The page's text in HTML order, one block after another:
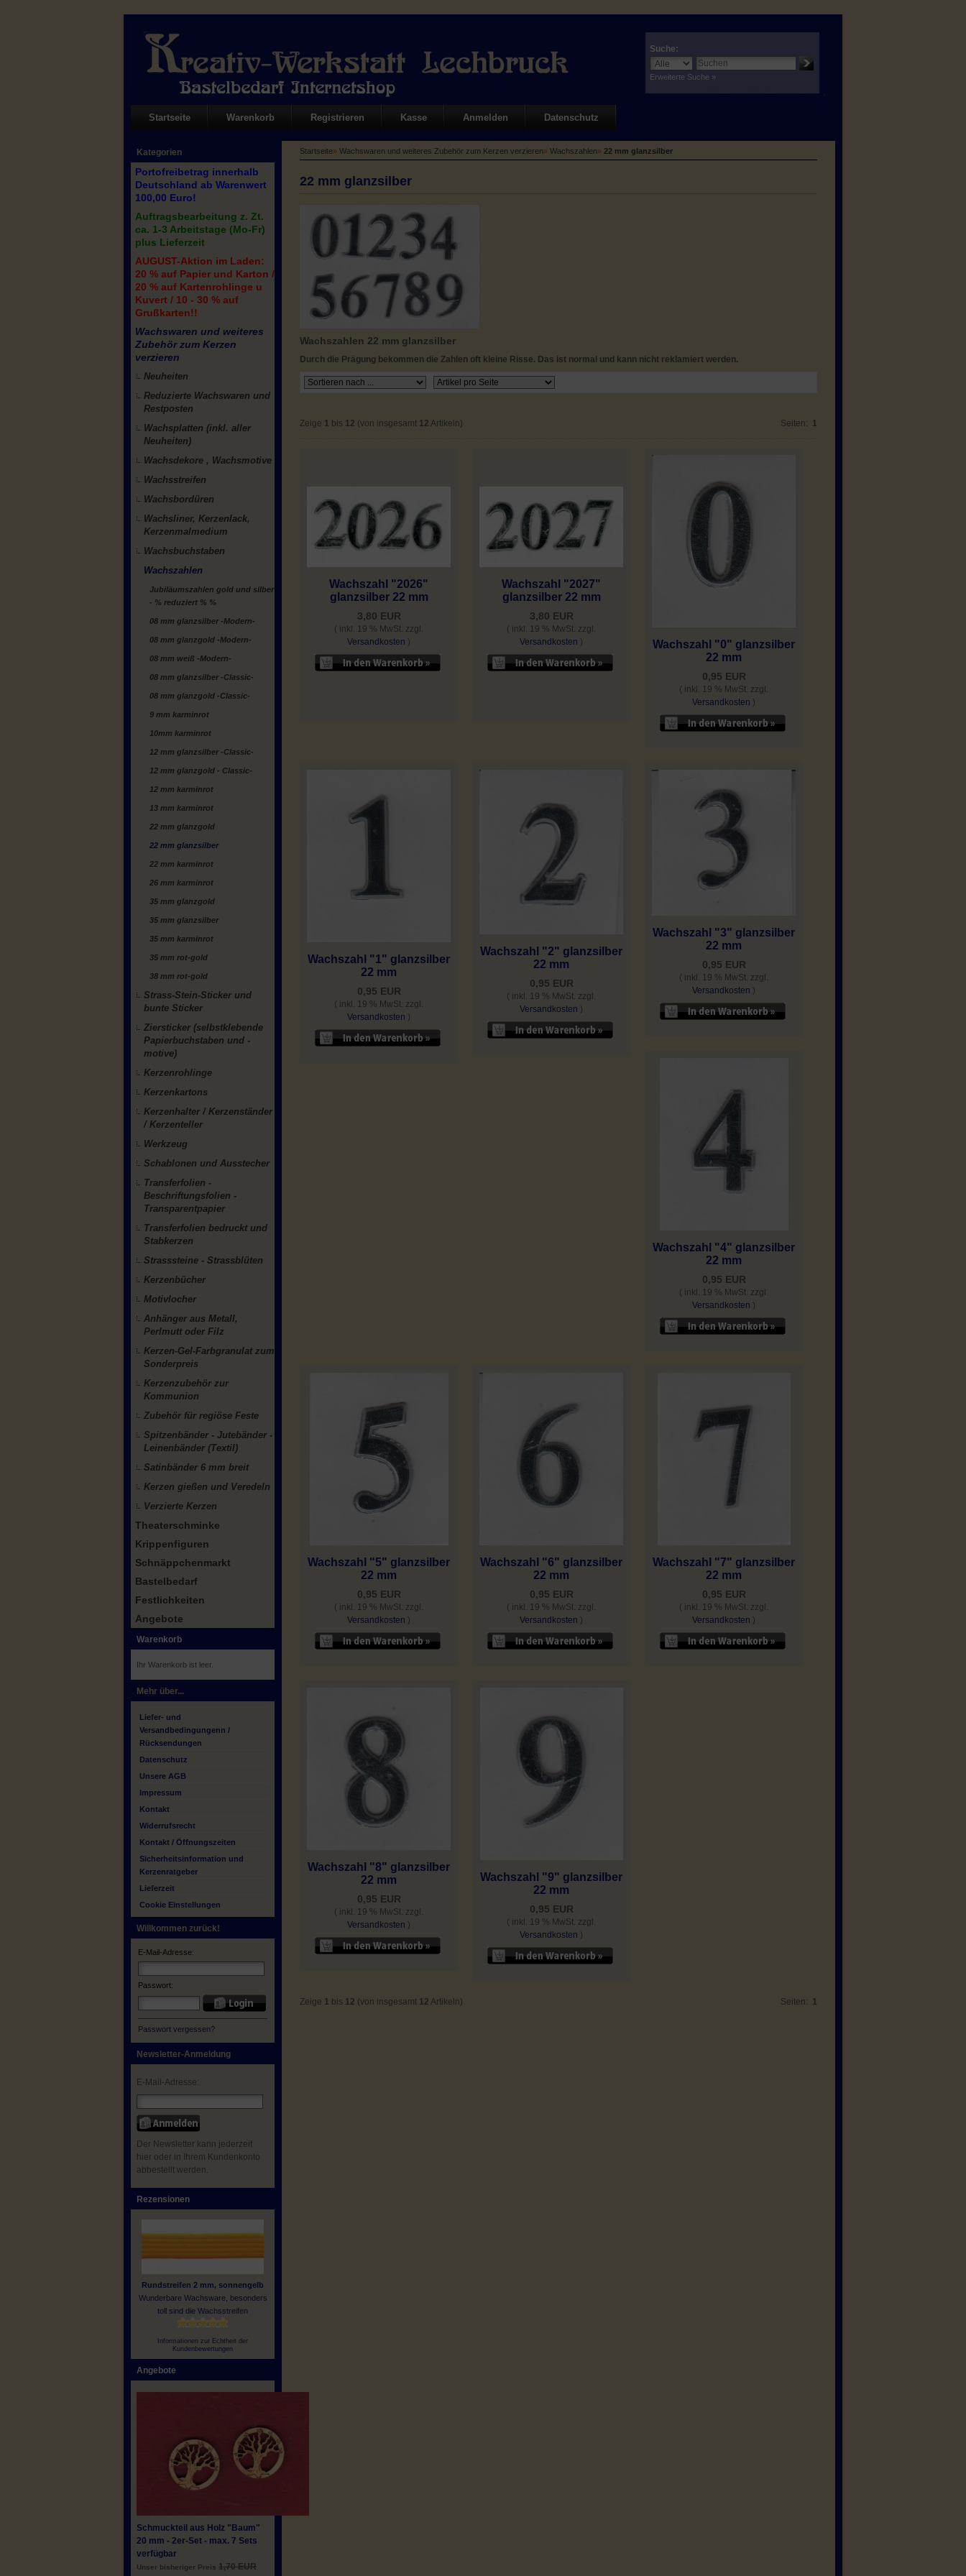
Suche:
Erweiterte Suche »
Startseite Warenkorb Registrieren Kasse Anmelden Datenschutz
Kategorien
Portofreibetrag innerhalb
Deutschland ab Warenwert
100,00 Euro!
Auftragsbearbeitung z. Zt.
ca. 1-3 Arbeitstage (Mo-Fr)
plus Lieferzeit
AUGUST-Aktion im Laden:
20 % auf Papier und Karton /
20 % auf Kartenrohlinge u
Kuvert / 10 - 30 % auf
Grußkarten!!
Wachswaren und weiteres
Zubehör zum Kerzen
verzieren
Neuheiten
Reduzierte Wachswaren und
Restposten
Wachsplatten (inkl. aller
Neuheiten)
Wachsdekore , Wachsmotive
Wachsstreifen
Wachsbordüren
Wachsliner, Kerzenlack,
Kerzenmalmedium
Wachsbuchstaben
Wachszahlen
Jubiläumszahlen gold und silber
- % reduziert % %
08 mm glanzsilber -Modern-
08 mm glanzgold -Modern-
08 mm weiß -Modern-
08 mm glanzsilber -Classic-
08 mm glanzgold -Classic-
9 mm karminrot
10mm karminrot
12 mm glanzsilber -Classic-
12 mm glanzgold - Classic-
12 mm karminrot
13 mm karminrot
22 mm glanzgold
22 mm glanzsilber
22 mm karminrot
26 mm karminrot
35 mm glanzgold
35 mm glanzsilber
35 mm karminrot
35 mm rot-gold
38 mm rot-gold
Strass-Stein-Sticker und
bunte Sticker
Ziersticker (selbstklebende
Papierbuchstaben und -
motive)
Kerzenrohlinge
Kerzenkartons
Kerzenhalter / Kerzenständer
/ Kerzenteller
Werkzeug
Schablonen und Ausstecher
Transferfolien -
Beschriftungsfolien -
Transparentpapier
Transferfolien bedruckt und
Stabkerzen
Strasssteine - Strassblüten
Kerzenbücher
Motivlocher
Anhänger aus Metall,
Perlmutt oder Filz
Kerzen-Gel-Farbgranulat zum
Sonderpreis
Kerzenzubehör zur
Kommunion
Zubehör für regiöse Feste
Spitzenbänder - Jutebänder -
Leinenbänder (Textil)
Satinbänder 6 mm breit
Kerzen gießen und Veredeln
Verzierte Kerzen
Theaterschminke
Krippenfiguren
Schnäppchenmarkt
Bastelbedarf
Festlichkeiten
Angebote
Warenkorb
Ihr Warenkorb ist leer.
Mehr über...
Liefer- und
Versandbedingungenn /
Rücksendungen
Datenschutz
Unsere AGB
Impressum
Kontakt
Widerrufsrecht
Kontakt / Öffnungszeiten
Sicherheitsinformation und
Kerzenratgeber
Lieferzeit
Cookie Einstellungen
Willkommen zurück!
E-Mail-Adresse:
Passwort:
Passwort vergessen?
Newsletter-Anmeldung
E-Mail-Adresse:
Der Newsletter kann jederzeit
hier oder in Ihrem Kundenkonto
abbestellt werden.
Rezensionen
Rundstreifen 2 mm, sonnengelb
Wunderbare Wachsware, besonders
toll sind die Wachsstreifen
Informationen zur Echtheit der
Kundenbewertungen
Angebote
Schmuckteil aus Holz "Baum"
20 mm - 2er-Set - max. 7 Sets
verfügbar
Unser bisheriger Preis 1,70 EUR
Startseite» Wachswaren und weiteres Zubehör zum Kerzen verzieren» Wachszahlen» 22 mm glanzsilber
22 mm glanzsilber
Wachszahlen 22 mm glanzsilber
Durch die Prägung bekommen die Zahlen oft kleine Risse. Das ist normal und kann nicht reklamiert werden.
Zeige 1 bis 12 (von insgesamt 12 Artikeln) Seiten: 1
Wachszahl "2026"
glanzsilber 22 mm
3,80 EUR
( inkl. 19 % MwSt. zzgl.
Versandkosten )
Wachszahl "2027"
glanzsilber 22 mm
3,80 EUR
( inkl. 19 % MwSt. zzgl.
Versandkosten )
Wachszahl "0" glanzsilber
22 mm
0,95 EUR
( inkl. 19 % MwSt. zzgl.
Versandkosten )
Wachszahl "1" glanzsilber
22 mm
0,95 EUR
( inkl. 19 % MwSt. zzgl.
Versandkosten )
Wachszahl "2" glanzsilber
22 mm
0,95 EUR
( inkl. 19 % MwSt. zzgl.
Versandkosten )
Wachszahl "3" glanzsilber
22 mm
0,95 EUR
( inkl. 19 % MwSt. zzgl.
Versandkosten )
Wachszahl "4" glanzsilber
22 mm
0,95 EUR
( inkl. 19 % MwSt. zzgl.
Versandkosten )
Wachszahl "5" glanzsilber
22 mm
0,95 EUR
( inkl. 19 % MwSt. zzgl.
Versandkosten )
Wachszahl "6" glanzsilber
22 mm
0,95 EUR
( inkl. 19 % MwSt. zzgl.
Versandkosten )
Wachszahl "7" glanzsilber
22 mm
0,95 EUR
( inkl. 19 % MwSt. zzgl.
Versandkosten )
Wachszahl "8" glanzsilber
22 mm
0,95 EUR
( inkl. 19 % MwSt. zzgl.
Versandkosten )
Wachszahl "9" glanzsilber
22 mm
0,95 EUR
( inkl. 19 % MwSt. zzgl.
Versandkosten )
Zeige 1 bis 12 (von insgesamt 12 Artikeln) Seiten: 1